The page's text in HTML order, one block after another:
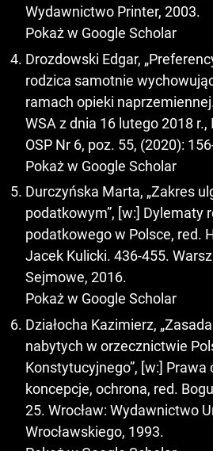
Wydawnictwo Printer, 2003.
Pokaż w Google Scholar
Drozdowski Edgar,
rodzica samotnie
ramach opieki
WSA z dnia 16 lutego 2018
OSP Nr 6, poz. 55, (2020):
Pokaż w Google Scholar
Durczyńska Marta, „Zakres
podatkowym”, [w:] Dylematy
podatkowego w Polsce, red.
Jacek Kulicki. 436-455.
Sejmowe, 2016.
Pokaż w Google Scholar
Działocha Kazimierz,
nabytych w orzecznictwie
Konstytucyjnego”, [w:] Prawa
koncepcje, ochrona, red.
25. Wrocław: Wydawnictwo
Wrocławskiego, 1993.